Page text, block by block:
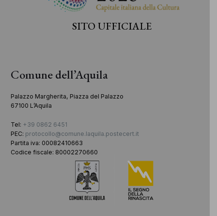
SITO UFFICIALE
Comune dell’Aquila
Palazzo Margherita, Piazza del Palazzo
67100 L’Aquila
Tel: +39 0862 6451
PEC: protocollo@comune.laquila.postecert.it
Partita iva: 00082410663
Codice fiscale: 80002270660